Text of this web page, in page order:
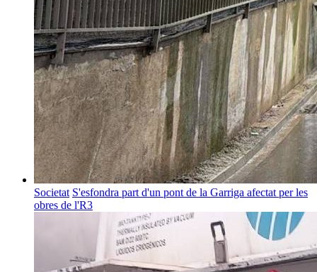
Societat S'esfondra part d'un pont de la Garriga afectat per les
obres de l'R3